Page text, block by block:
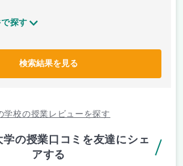
探す
検索結果を見る
学校の授業レビューを探す
学の授業口コミを友達にシェ
アする